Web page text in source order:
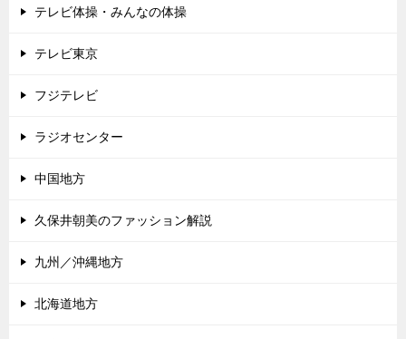
テレビ体操・みんなの体操
テレビ東京
フジテレビ
ラジオセンター
中国地方
久保井朝美のファッション解説
九州／沖縄地方
北海道地方